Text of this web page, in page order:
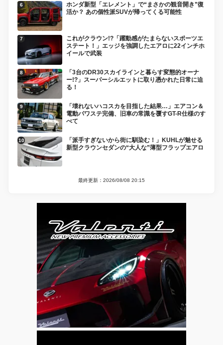
ホンダ新型「エレメント」で“まさかの観音開き”復
活か？ あの個性派SUVが帰ってくる可能性
これがクラウン!?「躍動感がたまらないスポーツエ
ステート！」エッジを強調したエアロに22インチホ
イールで武装
「3台のDR30スカイラインと暮らす変態的オーナ
ー!?」スーパーシルエットに取り憑かれた日常に迫
る！
「壊れないハコスカを目指した結果…」エアコン＆
電動パワステ完備、旧車の常識を覆すGT-R仕様のす
べて
「派手すぎないから街に馴染む！」KUHLが魅せる
新型クラウンセダンの“大人な”薄型フラップエアロ
最終更新：2026/08/08 20:15